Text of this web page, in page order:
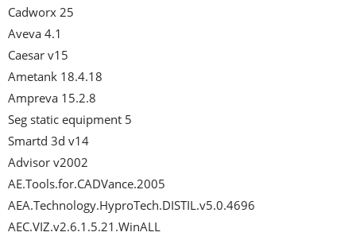
Cadworx 25
Aveva 4.1
Caesar v15
Ametank 18.4.18
Ampreva 15.2.8
Seg static equipment 5
Smartd 3d v14
Advisor v2002
AE.Tools.for.CADVance.2005
AEA.Technology.HyproTech.DISTIL.v5.0.4696
AEC.VIZ.v2.6.1.5.21.WinALL